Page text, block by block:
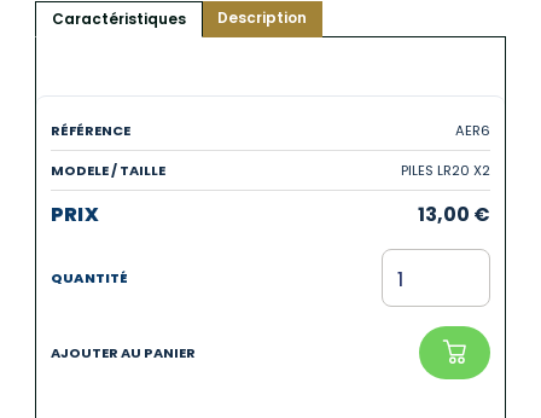
Caractéristiques Description
AER6
PILES LR20 X2
13,00 €